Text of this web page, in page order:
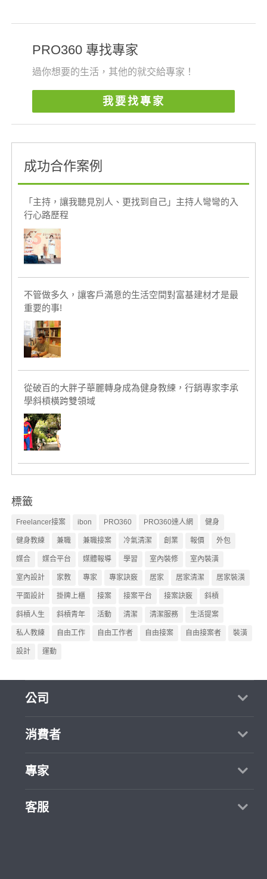
PRO360 專找專家
過你想要的生活，其他的就交給專家！
我要找專家
成功合作案例
「主持，讓我聽見別人、更找到自己」主持人彎彎的入
行心路歷程
不管做多久，讓客戶滿意的生活空間對富基建材才是最
重要的事!
從破百的大胖子華麗轉身成為健身教練，行銷專家李承
學斜槓橫跨雙領域
標籤
Freelancer接案 ibon PRO360 PRO360達人網 健身
健身教練 兼職 兼職接案 冷氣清潔 創業 報價 外包
媒合 媒合平台 媒體報導 學習 室內裝修 室內裝潢
室內設計 家教 專家 專家訣竅 居家 居家清潔 居家裝潢
平面設計 掛牌上櫃 接案 接案平台 接案訣竅 斜槓
斜槓人生 斜槓青年 活動 清潔 清潔服務 生活提案
私人教練 自由工作 自由工作者 自由接案 自由接案者 裝潢
設計 運動
公司
關於我們
部落格
加入我們
消費者
買服務
熱門服務
專家
找案件
客服